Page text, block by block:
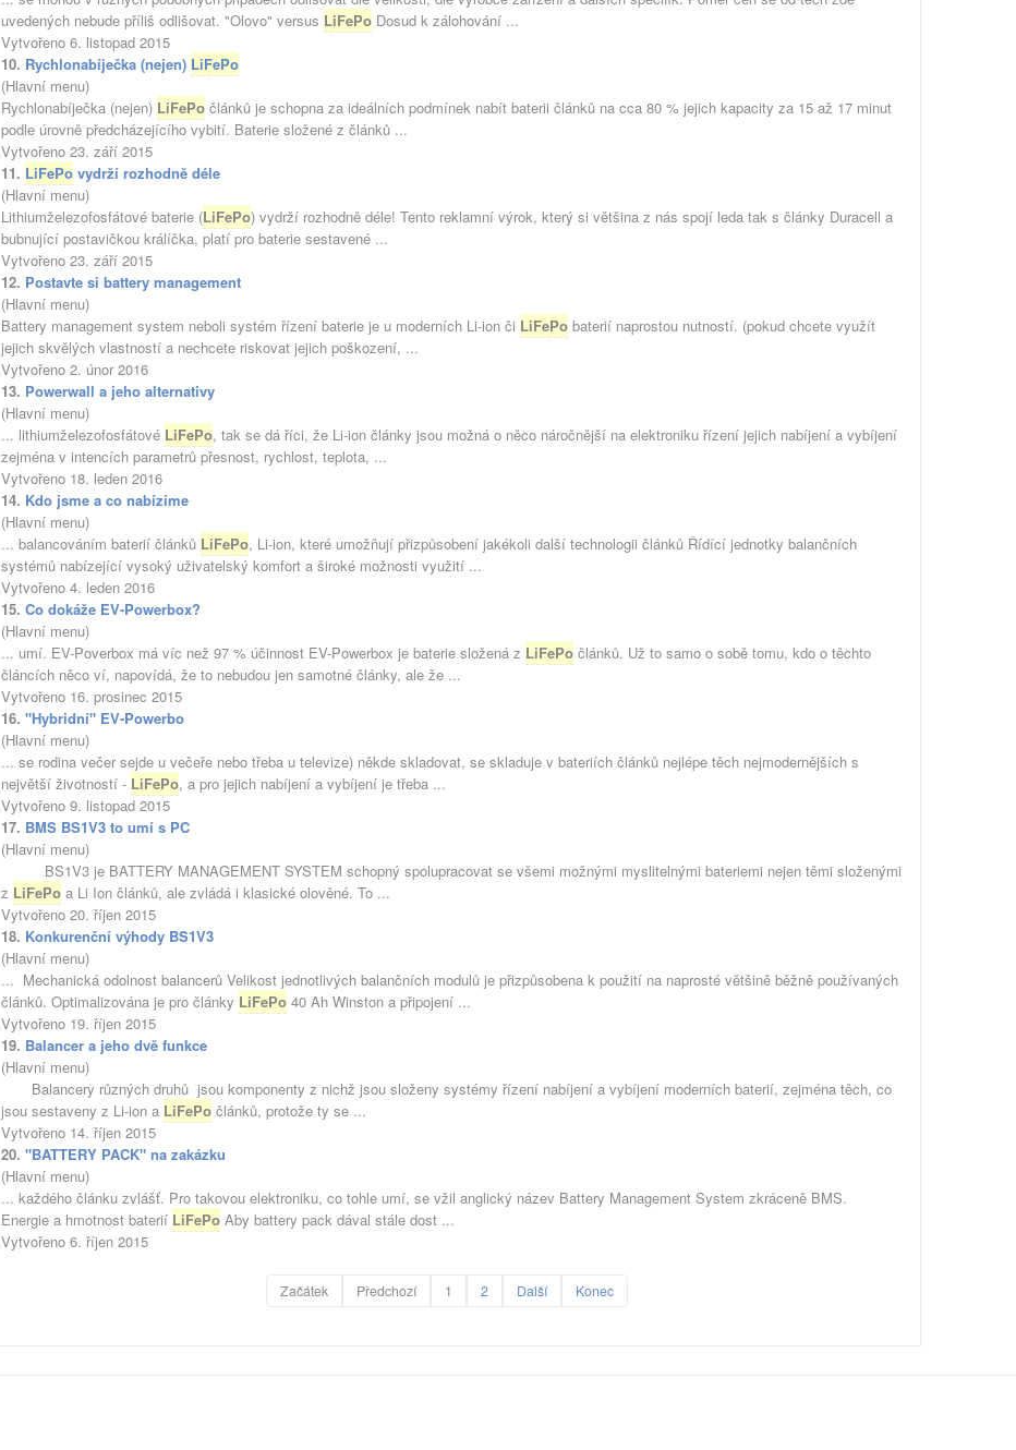
uvedených nebude příliš odlišovat. "Olovo" versus LiFePo Dosud k zálohování ...
Vytvořeno 6. listopad 2015
10. Rychlonabíječka (nejen) LiFePo
(Hlavní menu)
Rychlonabíječka (nejen) LiFePo článků je schopna za ideálních podmínek nabít baterii článků na cca 80 % jejich kapacity za 15 až 17 minut
podle úrovně předcházejícího vybití. Baterie složené z článků ...
Vytvořeno 23. září 2015
11. LiFePo vydrží rozhodně déle
(Hlavní menu)
Lithiumželezofosfátové baterie (LiFePo) vydrží rozhodně déle! Tento reklamní výrok, který si většina z nás spojí leda tak s články Duracell a
bubnující postavičkou králíčka, platí pro baterie sestavené ...
Vytvořeno 23. září 2015
12. Postavte si battery management
(Hlavní menu)
Battery management system neboli systém řízení baterie je u moderních Li-ion či LiFePo baterií naprostou nutností. (pokud chcete využít
jejich skvělých vlastností a nechcete riskovat jejich poškození, ...
Vytvořeno 2. únor 2016
13. Powerwall a jeho alternativy
(Hlavní menu)
... lithiumželezofosfátové LiFePo, tak se dá říci, že Li-ion články jsou možná o něco náročnější na elektroniku řízení jejich nabíjení a vybíjení
zejména v intencích parametrů přesnost, rychlost, teplota, ...
Vytvořeno 18. leden 2016
14. Kdo jsme a co nabízíme
(Hlavní menu)
... balancováním baterií článků LiFePo, Li-ion, které umožňují přizpůsobení jakékoli další technologii článků Řídící jednotky balančních
systémů nabízející vysoký uživatelský komfort a široké možnosti využití ...
Vytvořeno 4. leden 2016
15. Co dokáže EV-Powerbox?
(Hlavní menu)
... umí. EV-Poverbox má víc než 97 % účinnost EV-Powerbox je baterie složená z LiFePo článků. Už to samo o sobě tomu, kdo o těchto
článcích něco ví, napovídá, že to nebudou jen samotné články, ale že ...
Vytvořeno 16. prosinec 2015
16. "Hybridní" EV-Powerbo
(Hlavní menu)
... se rodina večer sejde u večeře nebo třeba u televize) někde skladovat, se skladuje v bateriích článků nejlépe těch nejmodernějších s
největší životností - LiFePo, a pro jejich nabíjení a vybíjení je třeba ...
Vytvořeno 9. listopad 2015
17. BMS BS1V3 to umí s PC
(Hlavní menu)
BS1V3 je BATTERY MANAGEMENT SYSTEM schopný spolupracovat se všemi možnými myslitelnými bateriemi nejen těmi složenými
z LiFePo a Li Ion článků, ale zvládá i klasické olověné. To ...
Vytvořeno 20. říjen 2015
18. Konkurenční výhody BS1V3
(Hlavní menu)
... Mechanická odolnost balancerů Velikost jednotlivých balančních modulů je přizpůsobena k použití na naprosté většině běžně používaných
článků. Optimalizována je pro články LiFePo 40 Ah Winston a připojení ...
Vytvořeno 19. říjen 2015
19. Balancer a jeho dvě funkce
(Hlavní menu)
Balancery různých druhů jsou komponenty z nichž jsou složeny systémy řízení nabíjení a vybíjení moderních baterií, zejména těch, co
jsou sestaveny z Li-ion a LiFePo článků, protože ty se ...
Vytvořeno 14. říjen 2015
20. "BATTERY PACK" na zakázku
(Hlavní menu)
... každého článku zvlášť. Pro takovou elektroniku, co tohle umí, se vžil anglický název Battery Management System zkráceně BMS.
Energie a hmotnost baterií LiFePo Aby battery pack dával stále dost ...
Vytvořeno 6. říjen 2015
Začátek Předchozí 1 2 Další Konec